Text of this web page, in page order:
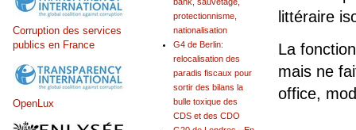
littéraire
La
mais ne
office,
protectionnisme,
nationalisation
G4 de Berlin:
relocalisation des
paradis fiscaux pour
sortir des bilans la
bulle toxique des
CDS et des CDO
Corruption des services
publics en France
OpenLux